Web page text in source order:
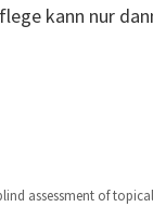
kann nur
assessment of